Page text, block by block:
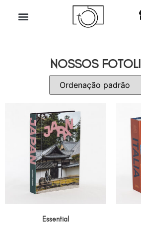
NOSSOS
Essential